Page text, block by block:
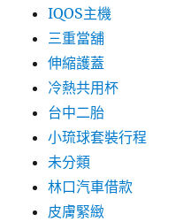
IQOS主機
三重當舖
伸縮護蓋
冷熱共用杯
台中二胎
小琉球套裝行程
未分類
林口汽車借款
皮膚緊緻